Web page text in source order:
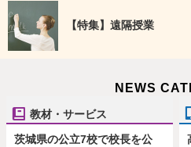
【特集】遠隔授業
NEWS
教材・サービス
茨城県の公立7校で校長を公